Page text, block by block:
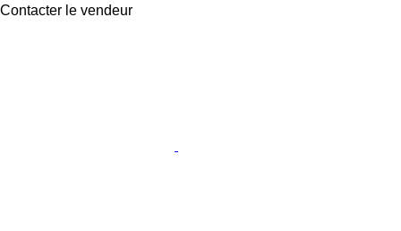
Contacter le vendeur